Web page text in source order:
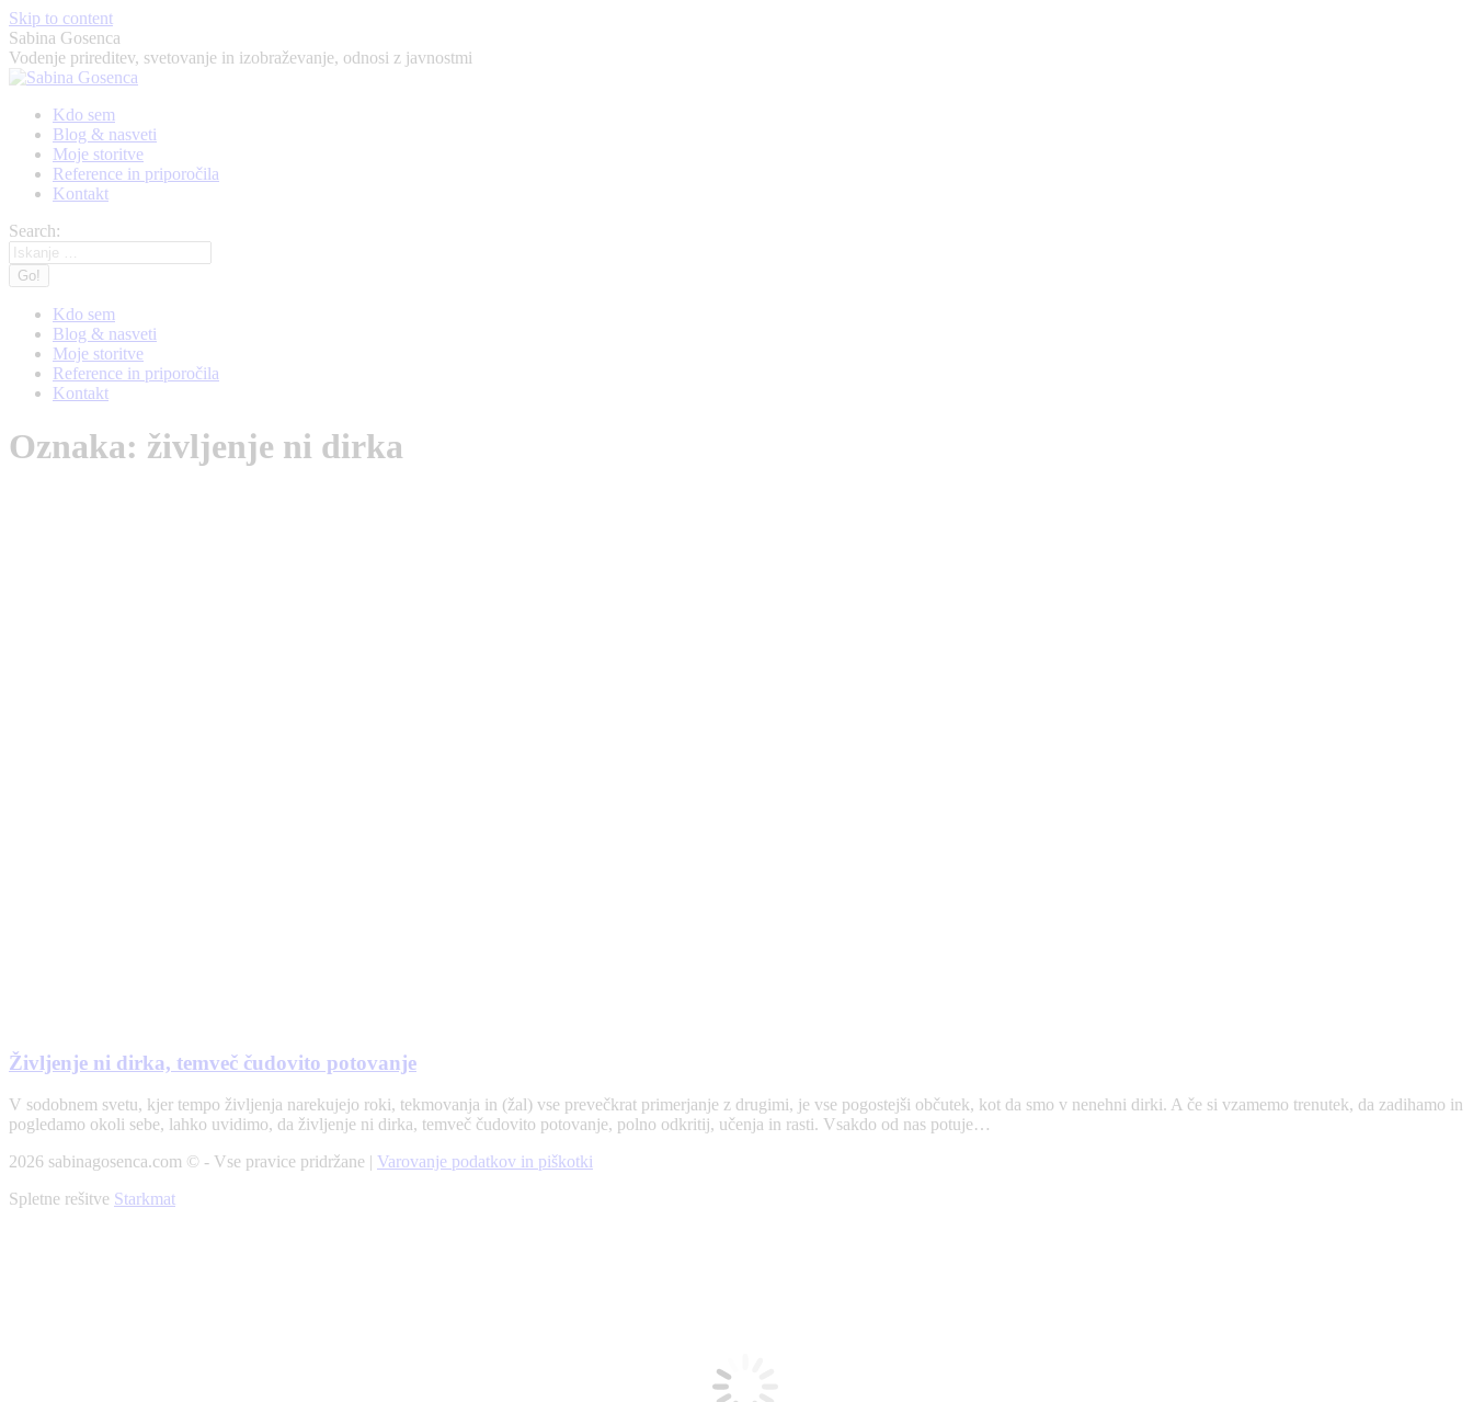
Skip to content
Sabina Gosenca
Vodenje prireditev, svetovanje in izobraževanje, odnosi z javnostmi
Kdo sem
Blog & nasveti
Moje storitve
Reference in priporočila
Kontakt
Search:
Kdo sem
Blog & nasveti
Moje storitve
Reference in priporočila
Kontakt
Oznaka: življenje ni dirka
Življenje ni dirka, temveč čudovito potovanje
V sodobnem svetu, kjer tempo življenja narekujejo roki, tekmovanja in (žal) vse prevečkrat primerjanje z drugimi, je vse pogostejši občutek, kot da smo v nenehni dirki. A če si vzamemo trenutek, da zadihamo in
pogledamo okoli sebe, lahko uvidimo, da življenje ni dirka, temveč čudovito potovanje, polno odkritij, učenja in rasti. Vsakdo od nas potuje…
2026 sabinagosenca.com © - Vse pravice pridržane | Varovanje podatkov in piškotki
Spletne rešitve Starkmat